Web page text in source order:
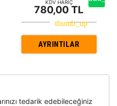
KDV HARİÇ
780,00 TL
AYRINTILAR
tedarik edebileceğiniz